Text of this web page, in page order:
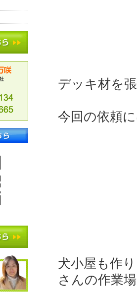
デッキ材を
今回の依頼
犬小屋も作
さんの作業